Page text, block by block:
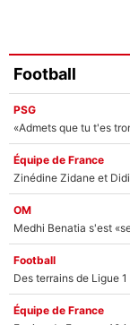
Football
PSG
Équipe de France
OM
Football
Équipe de France